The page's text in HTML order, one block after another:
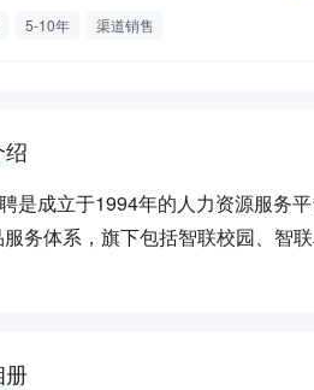
5-10年 渠道销售
是成立于1994年的人力资源服务
服务体系，旗下包括智联校园、智
册